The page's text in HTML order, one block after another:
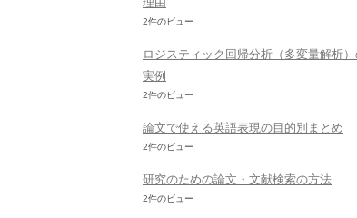
2件のビュー
ロジスティック回帰分析（多変量解析
実例
2件のビュー
論文で使える英語表現の目的別まとめ
2件のビュー
研究のための論文・文献検索の方法
2件のビュー